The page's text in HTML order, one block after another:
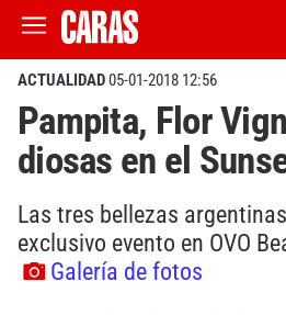
ACTUALIDAD05-01-2018 12:56
Pampita, Flor
diosas en el
Las tres bellezas
exclusivo evento en OVO
Galería de fotos